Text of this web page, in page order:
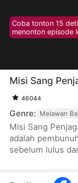
Coba tonton 15
menonton episode
Misi Sang
46044
Genre: Melawan
Misi Sang
adalah
sebelum lulus